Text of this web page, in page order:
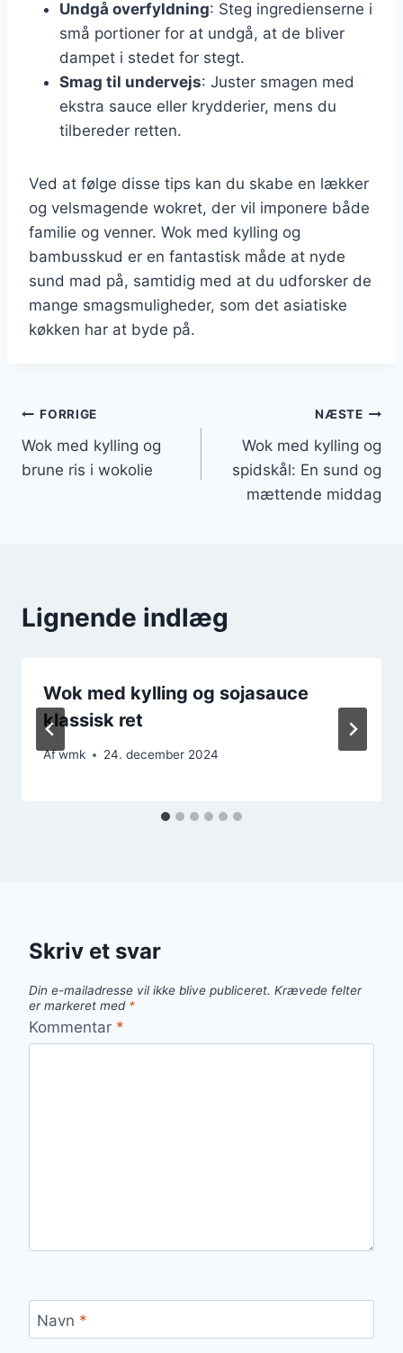
Undgå overfyldning: Steg ingredienserne i
små portioner for at undgå, at de bliver
dampet i stedet for stegt.
Smag til undervejs: Juster smagen med
ekstra sauce eller krydderier, mens du
tilbereder retten.
Ved at følge disse tips kan du skabe en lækker
og velsmagende wokret, der vil imponere både
familie og venner. Wok med kylling og
bambusskud er en fantastisk måde at nyde
sund mad på, samtidig med at du udforsker de
mange smagsmuligheder, som det asiatiske
køkken har at byde på.
Indlægsnavigation
FORRIGE
Wok med kylling og
brune ris i wokolie
NÆSTE
Wok med kylling og
spidskål: En sund og
mættende middag
Lignende indlæg
Wok med kylling og sojasauce
klassisk ret
Afwmk 24. december 2024
Skriv et svar
Din e-mailadresse vil ikke blive publiceret. Krævede felter
er markeret med *
Kommentar *
Navn *